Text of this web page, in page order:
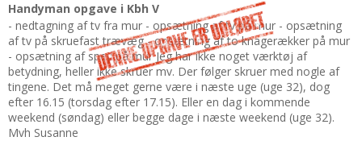
Om Materialer
Om Værktøj
Andet
ELEKTRIKER
Regler Og Love
Udskiftning Og Montage
Handyman opgave i Kbh V
- nedtagning af tv fra mur - opsætning af tv på mur - opsætning
af tv på skruefast trævæg - opsætning af to knagerækker på mur
- opsætning af spejl på mur Jeg har ikke noget værktøj af
betydning, heller ikke skruer mv. Der følger skruer med nogle af
tingene. Det må meget gerne være i næste uge (uge 32), dog
efter 16.15 (torsdag efter 17.15). Eller en dag i kommende
weekend (søndag) eller begge dage i næste weekend (uge 32).
Mvh Susanne